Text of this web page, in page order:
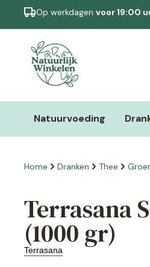
Op werkdagen voor 19:00
Natuurvoeding
Home Dranken Thee
Terrasana
(1000 gr)
Terrasana